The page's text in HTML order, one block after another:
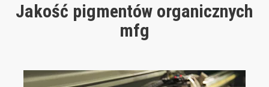
Jakość pigmentów organicznych
mfg